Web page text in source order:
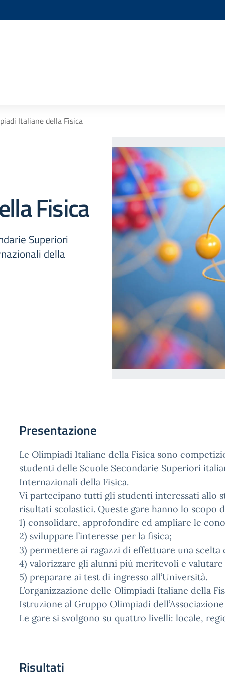
Italiane della Fisica
Fisica
Superiori
della
Presentazione
Le Olimpiadi Italiane della Fisica sono
studenti delle Scuole Secondarie Superiori
Internazionali della Fisica.
Vi partecipano tutti gli studenti interessati allo
risultati scolastici. Queste gare hanno lo scopo
1) consolidare, approfondire ed ampliare le
2) sviluppare l’interesse per la fisica;
3) permettere ai ragazzi di effettuare una
4) valorizzare gli alunni più meritevoli e
5) preparare ai test di ingresso all’Università.
L’organizzazione delle Olimpiadi Italiane della
Istruzione al Gruppo Olimpiadi
Le gare si svolgono su quattro livelli: locale,
Risultati